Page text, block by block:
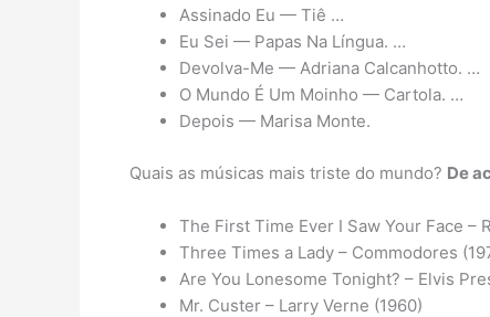
Assinado Eu — Tiê …
Eu Sei — Papas Na Língua. …
Devolva-Me — Adriana Calcanhotto. …
O Mundo É Um Moinho — Cartola. …
Depois — Marisa Monte.
Quais as músicas mais triste do mundo? De
The First Time Ever I Saw Your Face –
Three Times a Lady – Commodores
Are You Lonesome Tonight? – Elvis
Mr. Custer – Larry Verne (1960)